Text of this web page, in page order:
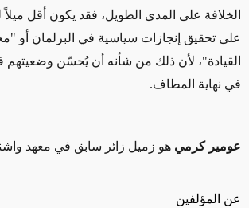
عن المؤلفين
الخلافة على المدى الطويل، فقد يكون أقل
على تحقيق إنجازات سياسية في البرلمان أو
القيادة"، لأن ذلك من شأنه أن يُحسّن
في نهاية المطاف.
عومير كرمي هو زميل زائر سابق في معهد